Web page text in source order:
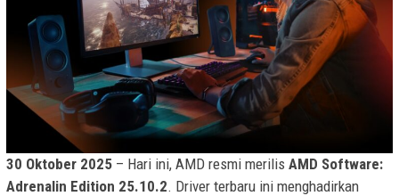
30 Oktober 2025 – Hari ini, AMD resmi merilis AMD Software:
Adrenalin Edition 25.10.2. Driver terbaru ini menghadirkan